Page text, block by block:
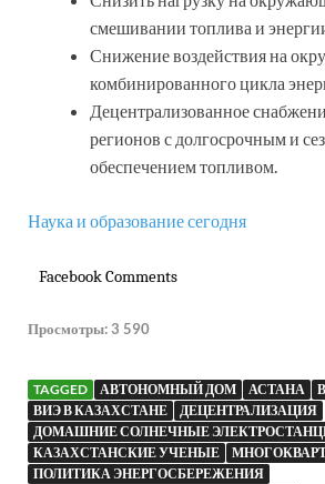
смешивании топлива и
Снижение воздействия на
комбинированного цикла
Децентрализованное
регионов с долгосрочным и
обеспечением топливом.
Наука и образование сегодня
Facebook Comments
Просмотры:3 590
TAGGED АВТОНОМНЫЙ ДОМ АСТАНА
ВИЭ В КАЗАХСТАНЕ
ДЕЦЕНТРАЛИЗАЦИЯ
ДОМАШНИЕ СОЛНЕЧНЫЕ
КАЗАХСТАНСКИЕ УЧЕНЫЕ
ПОЛИТИКА ЭНЕРГОСБЕРЕЖЕНИЯ